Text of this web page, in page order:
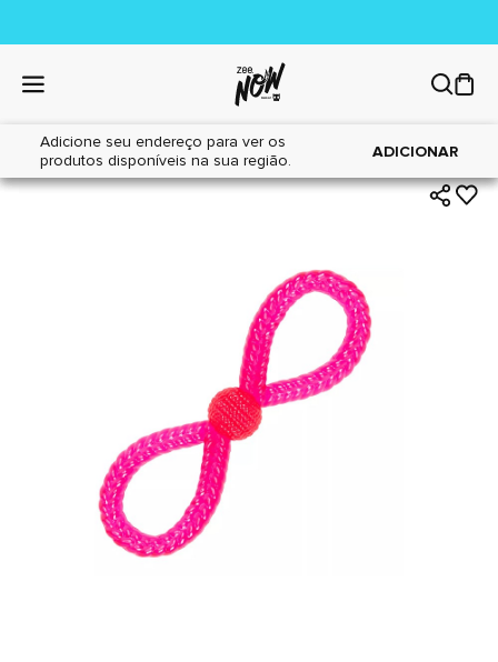
Adicione seu endereço para ver os
produtos disponíveis na sua região.
ADICIONAR
Home|Cães|Brinquedos